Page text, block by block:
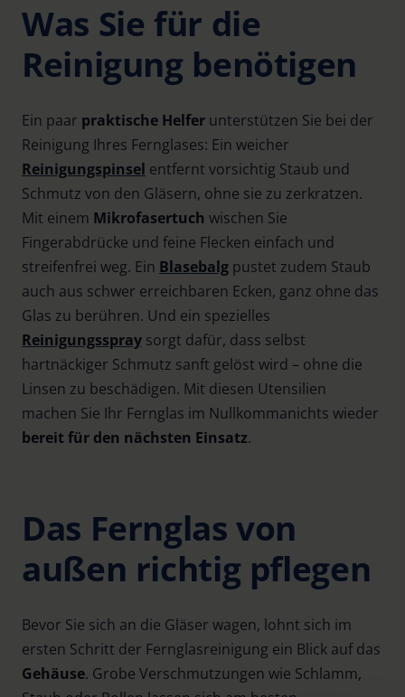
Was Sie für die
Reinigung benötigen
Ein paar praktische Helfer unterstützen Sie bei der
Reinigung Ihres Fernglases: Ein weicher
Reinigungspinsel entfernt vorsichtig Staub und
Schmutz von den Gläsern, ohne sie zu zerkratzen.
Mit einem Mikrofasertuch wischen Sie
Fingerabdrücke und feine Flecken einfach und
streifenfrei weg. Ein Blasebalg pustet zudem Staub
auch aus schwer erreichbaren Ecken, ganz ohne das
Glas zu berühren. Und ein spezielles
Reinigungsspray sorgt dafür, dass selbst
hartnäckiger Schmutz sanft gelöst wird – ohne die
Linsen zu beschädigen. Mit diesen Utensilien
machen Sie Ihr Fernglas im Nullkommanichts wieder
bereit für den nächsten Einsatz.
Das Fernglas von
außen richtig pflegen
Bevor Sie sich an die Gläser wagen, lohnt sich im
ersten Schritt der Fernglasreinigung ein Blick auf das
Gehäuse. Grobe Verschmutzungen wie Schlamm,